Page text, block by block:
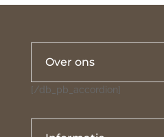
Over ons
[/db_pb_accordion]